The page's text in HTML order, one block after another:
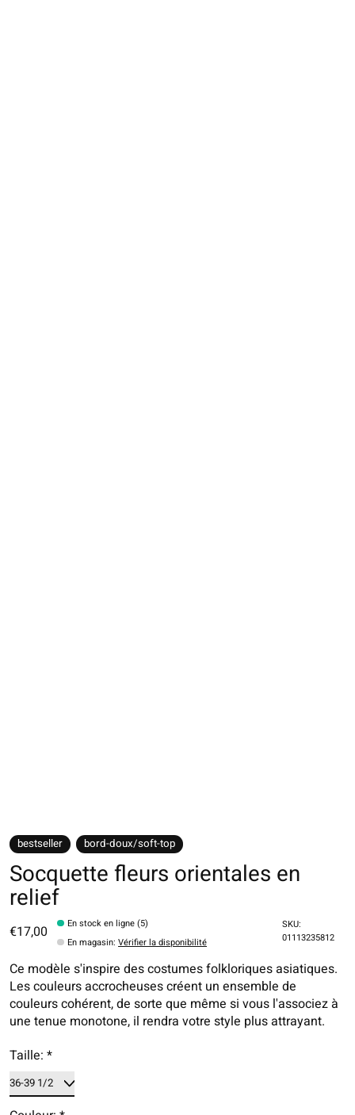
bestseller bord-doux/soft-top
Socquette fleurs orientales en
relief
€17,00
En stock en ligne (5)
En magasin:Vérifier la disponibilité
SKU:
01113235812
Ce modèle s'inspire des costumes folkloriques asiatiques.
Les couleurs accrocheuses créent un ensemble de
couleurs cohérent, de sorte que même si vous l'associez à
une tenue monotone, il rendra votre style plus attrayant.
Taille: *